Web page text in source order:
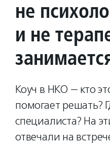
не
и не
Коуч в НКО — кто
помогает решать?
специалиста? На
отвечали на